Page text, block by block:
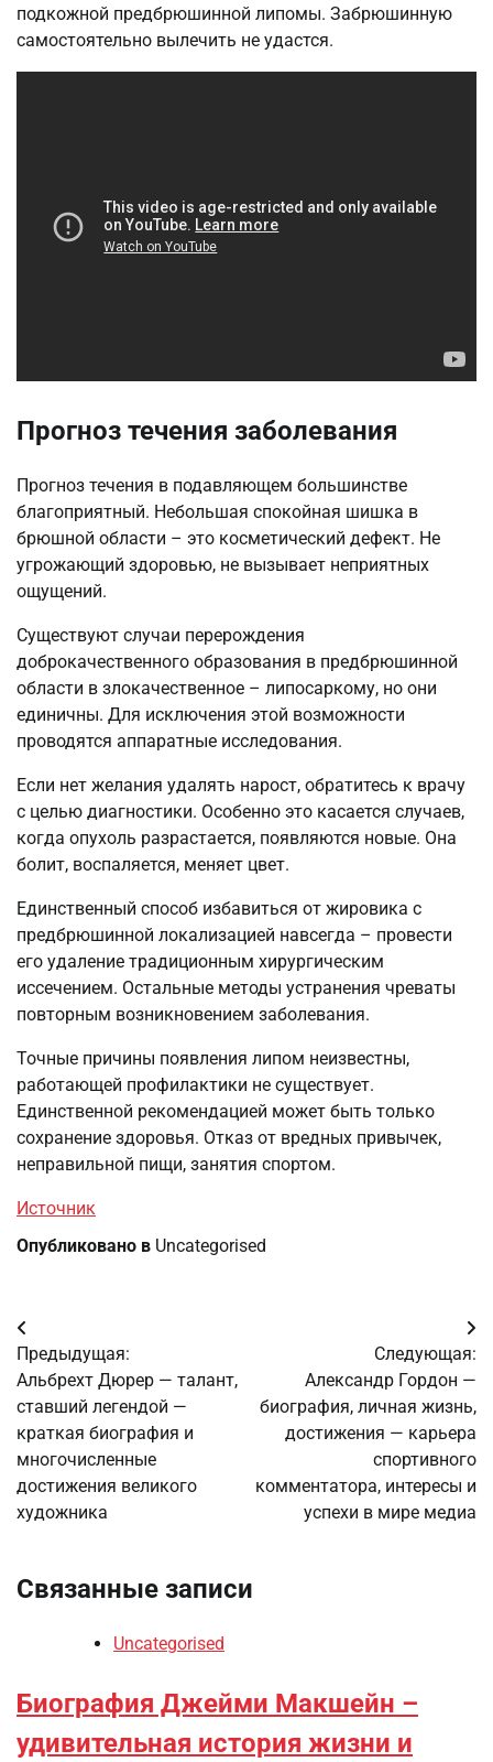
подкожной предбрюшинной липомы. Забрюшинную
самостоятельно вылечить не удастся.
Прогноз течения заболевания
Прогноз течения в подавляющем большинстве
благоприятный. Небольшая спокойная шишка в
брюшной области – это косметический дефект. Не
угрожающий здоровью, не вызывает неприятных
ощущений.
Существуют случаи перерождения
доброкачественного образования в предбрюшинной
области в злокачественное – липосаркому, но они
единичны. Для исключения этой возможности
проводятся аппаратные исследования.
Если нет желания удалять нарост, обратитесь к врачу
с целью диагностики. Особенно это касается случаев,
когда опухоль разрастается, появляются новые. Она
болит, воспаляется, меняет цвет.
Единственный способ избавиться от жировика с
предбрюшинной локализацией навсегда – провести
его удаление традиционным хирургическим
иссечением. Остальные методы устранения чреваты
повторным возникновением заболевания.
Точные причины появления липом неизвестны,
работающей профилактики не существует.
Единственной рекомендацией может быть только
сохранение здоровья. Отказ от вредных привычек,
неправильной пищи, занятия спортом.
Источник
Опубликовано в Uncategorised
Навигация
по
записям
Предыдущая:
Альбрехт Дюрер — талант,
ставший легендой —
краткая биография и
многочисленные
достижения великого
художника
Следующая:
Александр Гордон —
биография, личная жизнь,
достижения — карьера
спортивного
комментатора, интересы и
успехи в мире медиа
Связанные записи
Uncategorised
Биография Джейми Макшейн –
удивительная история жизни и